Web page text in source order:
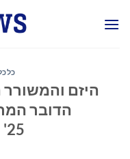
היזם והמשורר
'25